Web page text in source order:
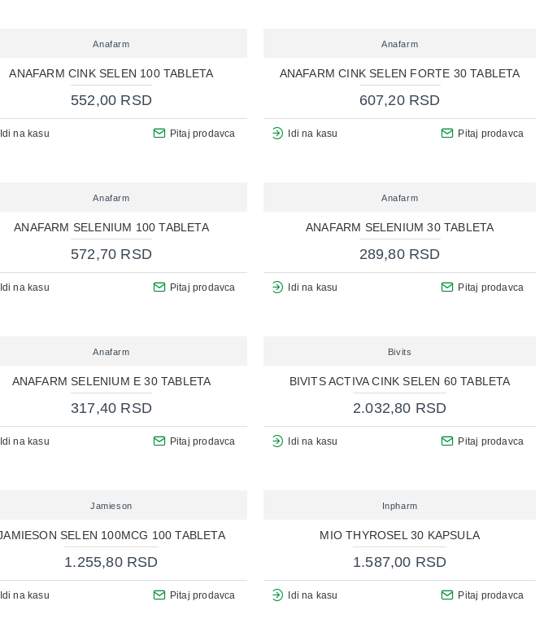
Anafarm
ANAFARM CINK SELEN 100 TABLETA
552,00 RSD
Idi na kasu Pitaj prodavca
Anafarm
ANAFARM CINK SELEN FORTE 30 TABLETA
607,20 RSD
Idi na kasu Pitaj prodavca
Anafarm
ANAFARM SELENIUM 100 TABLETA
572,70 RSD
Idi na kasu Pitaj prodavca
Anafarm
ANAFARM SELENIUM 30 TABLETA
289,80 RSD
Idi na kasu Pitaj prodavca
Anafarm
ANAFARM SELENIUM E 30 TABLETA
317,40 RSD
Idi na kasu Pitaj prodavca
Bivits
BIVITS ACTIVA CINK SELEN 60 TABLETA
2.032,80 RSD
Idi na kasu Pitaj prodavca
Jamieson
SELEN 100MCG 100 TABLETA
1.255,80 RSD
Idi na kasu Pitaj prodavca
Inpharm
MIO THYROSEL 30 KAPSULA
1.587,00 RSD
Idi na kasu Pitaj prodavca